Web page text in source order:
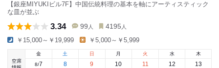
【銀座MIYUKIビル7F】中国伝統料理の基本を軸にアーティスティック
な皿が並ぶ
3.34 99 人 4195 人
￥15,000～￥19,999 ￥5,000～￥5,999
空席
金
8/7
土
8
日
9
月
10
火
11
水
12
木
13